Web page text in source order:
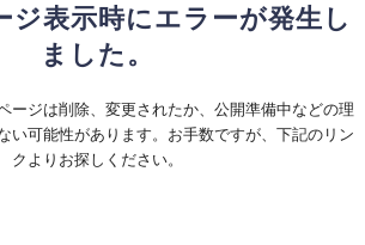
ジ表示時にエラーが発生し
ました。
ージは削除、変更されたか、公開準備中などの理
い可能性があります。お手数ですが、下記のリン
クよりお探しください。